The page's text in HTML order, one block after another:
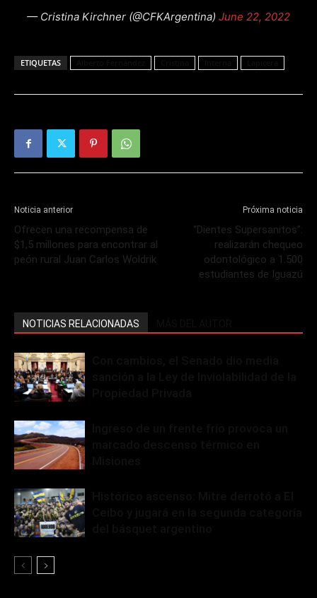
— Cristina Kirchner (@CFKArgentina) June 22, 2022
ETIQUETAS
Noticia anterior
Ofrecen una recompensa de
$1,5 millones para encontrar al
peón rural Juan Carlos Woldrik
Próxima noticia
“Dientes Supersanitos”:
realizarán chequeo
odontológico a 1.500
estudiantes de Iguazú
NOTICIAS RELACIONADAS